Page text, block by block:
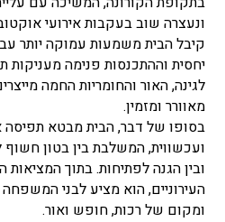
קיבל הבית משמעות עמוקה יותר
יחסית וההתכנסות פנימה
לגינה, האור והחומריות החמה
מאוורר ומזמין.
בסופו של דבר, הבית מבטא תפיסה
ועכשווית, המשלבת בין בטון
ובין הגנה לפתיחות. בתוך המציאות
העירוניים, הוא מציע לבני
ומקום של רכות, חופש ואור.